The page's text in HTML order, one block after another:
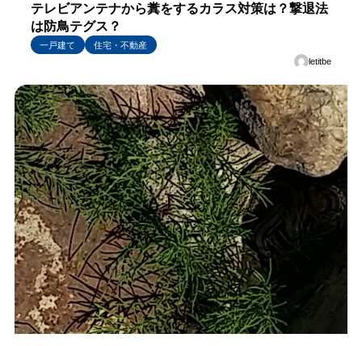
テレビアンテナから糞をするカラス対策は？撃退法
は防鳥テグス？
一戸建て
住宅・不動産
letitbe